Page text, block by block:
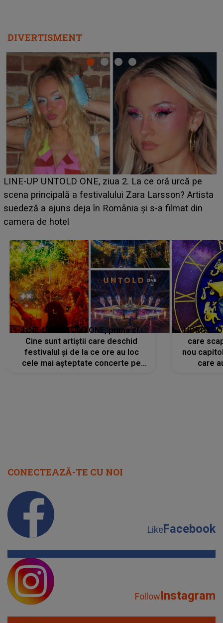
DIVERTISMENT
Ce a dezvăluit noua concurentă din "Casa Iubirii" l-a
luat prin surprindere pe Emanuel. CINE ESTE
BĂIATUL VIZAT de Alexandra?! Aflându-se în fața
faptului împlinit, A RECUNOSCUT IMEDIAT: "Am
LINE-UP UNTOLD ONE, prima zi.
Cine sunt artiștii care deschid
festivalul și de la ce ore au loc
cele mai așteptate concerte pe
care
nou
care
CONECTEAZĂ-TE CU NOI
LikeFacebook
FollowInstagram